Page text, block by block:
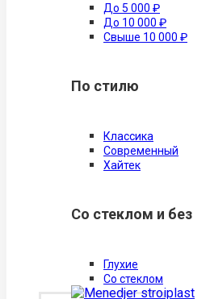
До 5 000 ₽
До 10 000 ₽
Свыше 10 000 ₽
По стилю
Классика
Современный
Хайтек
Со стеклом и без
Глухие
Со стеклом